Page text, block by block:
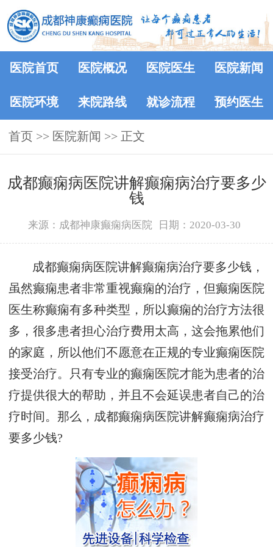
医院首页 医院概况 医院医生 医院新闻
医院环境 来院路线 就诊流程 预约医生
首页 >> 医院新闻 >> 正文
成都癫痫病医院讲解癫痫病治疗要多少
钱
来源：成都神康癫痫病医院 日期：2020-03-30
成都癫痫病医院讲解癫痫病治疗要多少钱，
虽然癫痫患者非常重视癫痫的治疗，但癫痫医院
医生称癫痫有多种类型，所以癫痫的治疗方法很
多，很多患者担心治疗费用太高，这会拖累他们
的家庭，所以他们不愿意在正规的专业癫痫医院
接受治疗。只有专业的癫痫医院才能为患者的治
疗提供很大的帮助，并且不会延误患者自己的治
疗时间。那么，成都癫痫病医院讲解癫痫病治疗
要多少钱?